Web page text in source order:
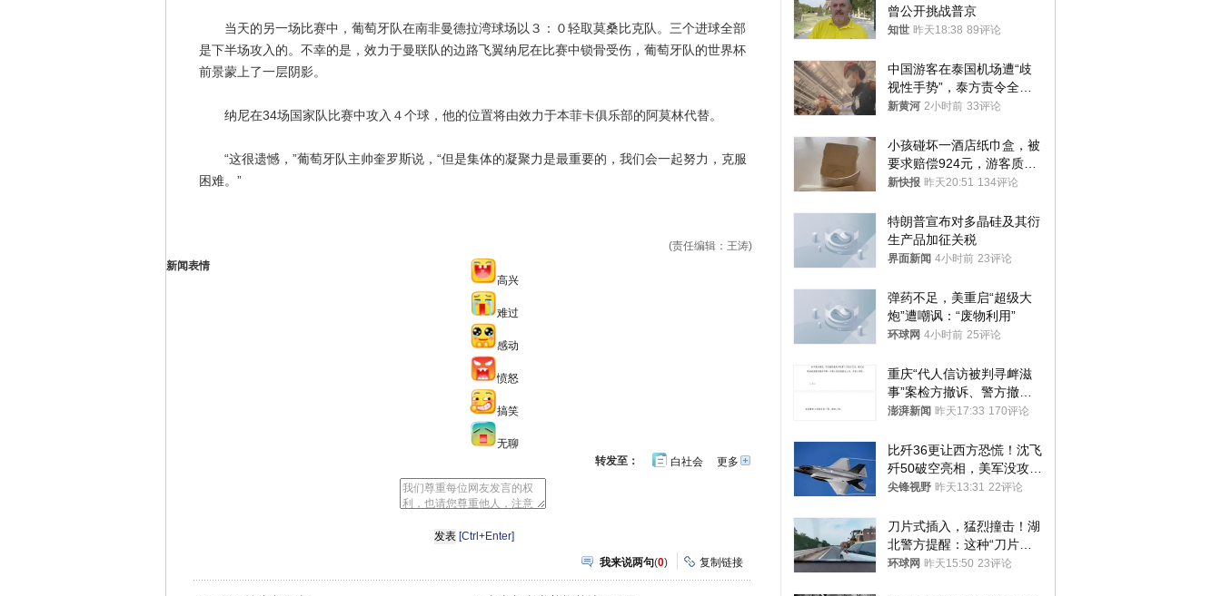
当天的另一场比赛中，葡萄牙队在南非曼德拉湾球场以３：０轻取莫桑比克队。三个进球全部
是下半场攻入的。不幸的是，效力于曼联队的边路飞翼纳尼在比赛中锁骨受伤，葡萄牙队的世界杯
前景蒙上了一层阴影。
纳尼在34场国家队比赛中攻入４个球，他的位置将由效力于本菲卡俱乐部的阿莫林代替。
“这很遗憾，”葡萄牙队主帅奎罗斯说，“但是集体的凝聚力是最重要的，我们会一起努力，克服
困难。”
(责任编辑：王涛)
新闻表情
高兴
难过
感动
愤怒
搞笑
无聊
更多开
转发至： 白社会
[Ctrl+Enter]
我来说两句(0) 复制链接
曾公开挑战普京
知世 昨天18:38 89评论
中国游客在泰国机场遭“歧
视性手势”，泰方责令全面
调查，对责任人采取最严厉
新黄河 2小时前 33评论
小孩碰坏一酒店纸巾盒，被
要求赔偿924元，游客质疑
酒店房客物品超高标价，市
新快报 昨天20:51 134评论
特朗普宣布对多晶硅及其衍
生产品加征关税
界面新闻 4小时前 23评论
弹药不足，美重启“超级大
炮”遭嘲讽：“废物利用”
环球网 4小时前 25评论
重庆“代人信访被判寻衅滋
事”案检方撤诉、警方撤
案，两被告人获国赔
澎湃新闻 昨天17:33 170评论
比歼36更让西方恐慌！沈飞
歼50破空亮相，美军没攻克
的技术被拿下
尖锋视野 昨天13:31 22评论
刀片式插入，猛烈撞击！湖
北警方提醒：这种“刀片超
车”，太危险了
环球网 昨天15:50 23评论